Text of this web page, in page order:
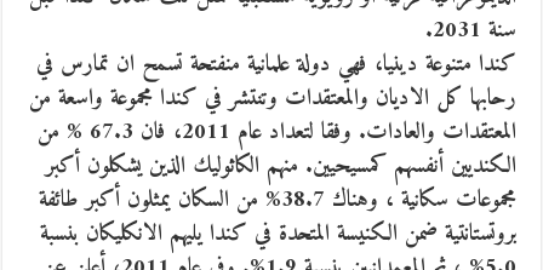
سنة 2031.
كندا متنوعة دينيا، فهي دولة علمانية منفتحة تسمح ان تمارس في
رحابها كل الاديان والمعتقدات وتنتشر في كندا مجموعة واسعة من
المعتقدات والعادات. وفقا لتعداد عام 2011، فان 67.3 % من
الكنديين أنفسهم كمسيحيين. منهم الكاثوليك الذين يشكلون أكبر
مجموعات سكانية ، وهناك 38.7% من السكان يمثلون أكبر طائفة
بروتستانتية ضمن الكنيسة المتحدة في كندا يليهم الانكليكان بنسبة